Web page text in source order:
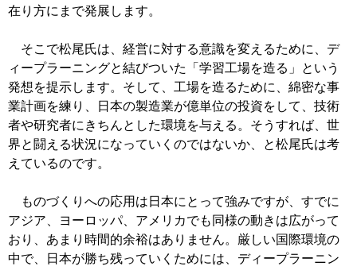
在り方にまで発展します。
そこで松尾氏は、経営に対する意識を変えるために、デ
ィープラーニングと結びついた「学習工場を造る」という
発想を提示します。そして、工場を造るために、綿密な事
業計画を練り、日本の製造業が億単位の投資をして、技術
者や研究者にきちんとした環境を与える。そうすれば、世
界と闘える状況になっていくのではないか、と松尾氏は考
えているのです。
ものづくりへの応用は日本にとって強みですが、すでに
アジア、ヨーロッパ、アメリカでも同様の動きは広がって
おり、あまり時間的余裕はありません。厳しい国際環境の
中で、日本が勝ち残っていくためには、ディープラーニン